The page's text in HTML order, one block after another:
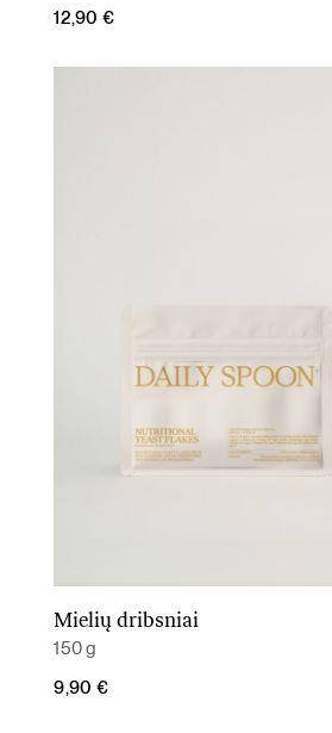
12,90€
Į krepšelį
Mielių dribsniai
150 g
9,90 €